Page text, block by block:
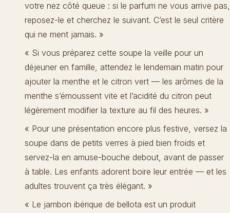
votre nez côté queue : si le parfum ne vous arrive pas,
reposez-le et cherchez le suivant. C’est le seul critère
qui ne ment jamais. »
« Si vous préparez cette soupe la veille pour un
déjeuner en famille, attendez le lendemain matin pour
ajouter la menthe et le citron vert — les arômes de la
menthe s’émoussent vite et l’acidité du citron peut
légèrement modifier la texture au fil des heures. »
« Pour une présentation encore plus festive, versez la
soupe dans de petits verres à pied bien froids et
servez-la en amuse-bouche debout, avant de passer
à table. Les enfants adorent boire leur entrée — et les
adultes trouvent ça très élégant. »
« Le jambon ibérique de bellota est un produit